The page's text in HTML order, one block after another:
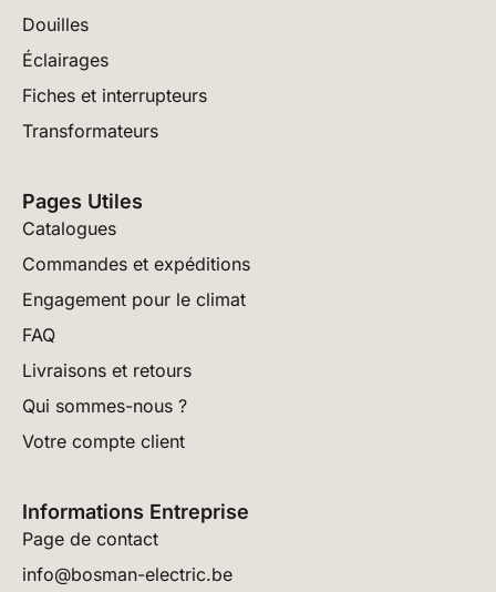
Douilles
Éclairages
Fiches et interrupteurs
Transformateurs
Pages Utiles
Catalogues
Commandes et expéditions
Engagement pour le climat
FAQ
Livraisons et retours
Qui sommes-nous ?
Votre compte client
Informations Entreprise
Page de contact
info@bosman-electric.be